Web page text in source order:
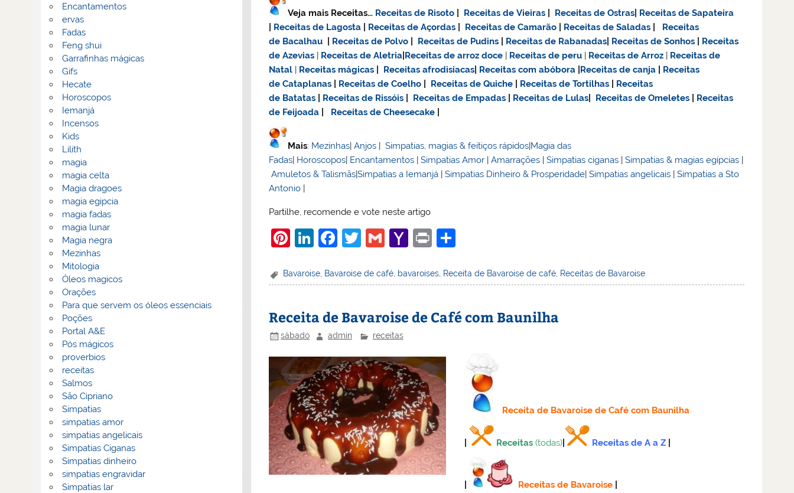
Veja mais Receitas… Receitas de Risoto Receitas de Vieiras Receitas de Ostras
Receitas de Sapateira
Receitas de Lagosta Receitas de Açordas Receitas de Camarão Receitas de Saladas
Receitas
de Bacalhau
Receitas de Polvo Receitas de Pudins Receitas de Rabanadas Receitas de Sonhos
Receitas
de Azevias
Receitas de Aletria Receitas dearroz doce Receitas de peru Receitas de Arroz
Receitas de
Natal
Receitas mágicas Receitas afrodisiacas Receitas com abóbora Receitas de canja
Receitas
de Cataplanas
Receitas de Coelho Receitas de Quiche Receitas de Tortilhas
Receitas
de Batatas
Receitas de Rissóis Receitas de Empadas Receitas de Lulas Receitas de Omeletes
Receitas
de Feijoada
Receitas de Cheesecake
Mais: Mezinhas|Anjos |Simpatias, magias & feitiços rápidos|Magia das
Fadas| Horoscopos| Encantamentos |Simpatias Amor |Amarrações |Simpatias ciganas |Simpatias & magias egípcias |
Amuletos & Talismãs|Simpatias a Iemanjá |Simpatias Dinheiro & Prosperidade|Simpatias angelicais |Simpatias a Sto
Antonio |
Partilhe, recomende e vote neste artigo
Pi
er
st
Li
k
dI
n
F
c
b
o
o
k
T
itt
G
ai
Y
h
o
ai
l
Pr
t
ar
Bavaroise, Bavaroise de café, bavaroises, Receita de Bavaroise de café, Receitas de Bavaroise
Receita de Bavaroise de Café com Baunilha
sábado admin receitas
Receita de Bavaroise de Café com Baunilha
Receitas (todas)| Receitas de A a Z|
Receitas de Bavaroise|
Encantamentos
ervas
Fadas
Feng shui
Garrafinhas mágicas
Gifs
Hecate
Horoscopos
Iemanjá
Incensos
Kids
Lilith
magia
magia celta
Magia dragoes
magia egipcia
magia fadas
magia lunar
Magia negra
Mezinhas
Mitologia
Óleos magicos
Orações
Para que servem os óleos essenciais
Poções
Portal A&E
Pós mágicos
proverbios
receitas
Salmos
São Cipriano
Simpatias
simpatias amor
simpatias angelicais
Simpatias Ciganas
Simpatias dinheiro
simpatias engravidar
Simpatias lar